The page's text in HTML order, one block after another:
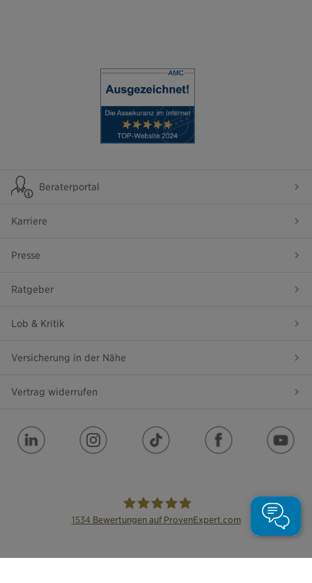
Beraterportal
Karriere
Presse
Ratgeber
Lob & Kritik
Versicherung in der Nähe
Vertrag widerrufen
1534 Bewertungen auf ProvenExpert.com